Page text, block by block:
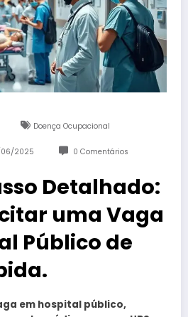
Doença Ocupacional
06/2025 0 Comentários
Detalhado:
uma Vaga
Público de
em hospital público,